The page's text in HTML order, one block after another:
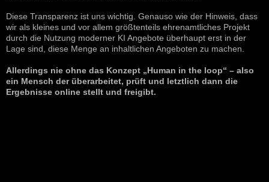
Diese Transparenz ist uns wichtig. Genauso wie der Hinweis, dass
wir als kleines und vor allem größtenteils ehrenamtliches Projekt
durch die Nutzung moderner KI Angebote überhaupt erst in der
Lage sind, diese Menge an inhaltlichen Angeboten zu machen.
Allerdings nie ohne das Konzept „Human in the loop“ – also
ein Mensch der überarbeitet, prüft und letztlich dann die
Ergebnisse online stellt und freigibt.